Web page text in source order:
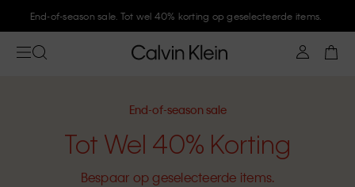
End-of-season sale. Tot wel 40% korting op geselecteerde items.
End-of-season sale
Tot Wel 40% Korting
Bespaar op geselecteerde items.